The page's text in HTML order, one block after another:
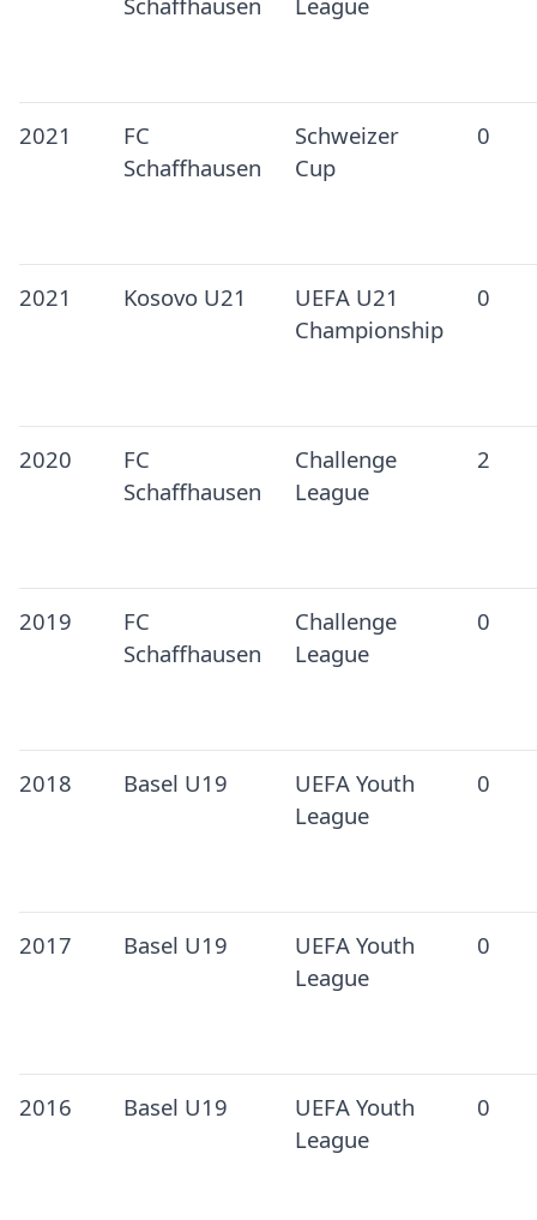
2021
FC
Schaffhausen
Schweizer
Cup
0
2021 Kosovo U21
UEFA U21
Championship
0
2020
FC
Schaffhausen
Challenge
League
2
2019
FC
Schaffhausen
Challenge
League
0
2018 Basel U19
UEFA Youth
League
0
2017 Basel U19
UEFA Youth
League
0
2016 Basel U19
UEFA Youth
League
0